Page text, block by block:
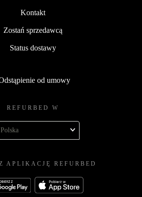
Kontakt
Zostań sprzedawcą
Status dostawy
od umowy
REFURBED W
Polska
APLIKACJĘ REFURBED